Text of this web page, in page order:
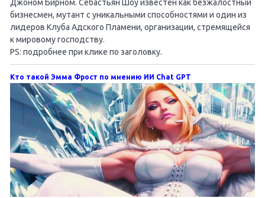
Джоном Бирном. Себастьян Шоу известен как безжалостный
бизнесмен, мутант с уникальными способностями и один из
лидеров Клуба Адского Пламени, организации, стремящейся
к мировому господству.
PS: подробнее при клике по заголовку.
Кто такой Эмма Фрост по мнению ИИ Chat GPT